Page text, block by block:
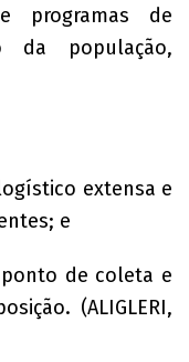
programas de
da população,
extensa e
e
de coleta e
(ALIGLERI,